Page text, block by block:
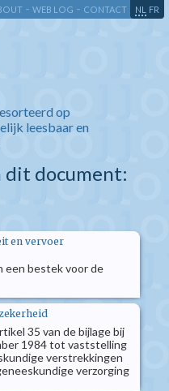
- WEB LOG - CONTACT NL FR
op
leesbaar en
dit document:
en vervoer
een bestek voor de
35 van de bijlage bij
1984 tot vaststelling
verstrekkingen
verzorging